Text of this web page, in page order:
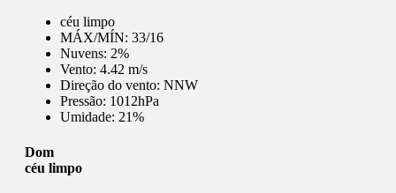
céu limpo
MÁX/MÍN: 33/16
Nuvens: 2%
Vento: 4.42 m/s
Direção do vento: NNW
Pressão: 1012hPa
Umidade: 21%
Dom
céu limpo